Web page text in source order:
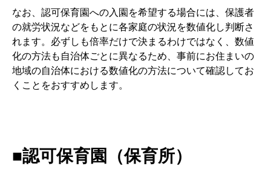
なお、認可保育園への入園を希望する場合には、保護者
の就労状況などをもとに各家庭の状況を数値化し判断さ
れます。必ずしも倍率だけで決まるわけではなく、数値
化の方法も自治体ごとに異なるため、事前にお住まいの
地域の自治体における数値化の方法について確認してお
くことをおすすめします。
■認可保育園（保育所）